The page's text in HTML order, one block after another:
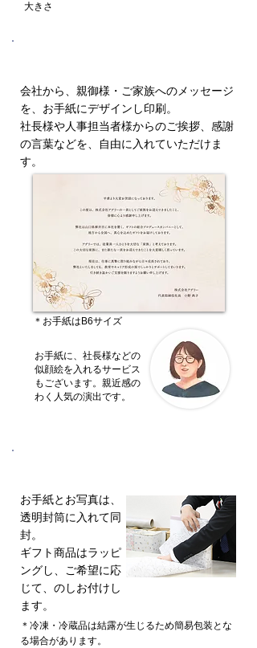
会社から、親御様・ご家族へのメッセージ
を、お手紙にデザインし印刷。
社長様や人事担当者様からのご挨拶、感謝
の言葉などを、自由に入れていただけま
す。
＊お手紙はB6サイズ
お手紙に、社長様などの
似顔絵を入れるサービス
もございます。親近感の
わく人気の演出です。
大きさ
お手紙とお写真は、
透明封筒に入れて同
封。
ギフト商品はラッピ
ングし、ご希望に応
じて、のしお付けし
ます。
＊冷凍・冷蔵品は結露が生じるため簡易包装とな
る場合があります。